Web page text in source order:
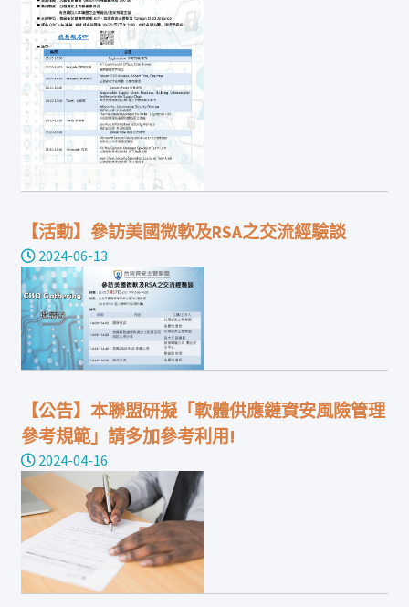
【活動】參訪美國微軟及RSA之交流經驗談
2024-06-13
【公告】本聯盟研擬「軟體供應鏈資安風險管理
參考規範」請多加參考利用!
2024-04-16